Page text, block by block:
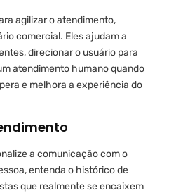
agilizar o atendimento,
comercial. Eles ajudam a
direcionar o usuário para
atendimento humano quando
e melhora a experiência do
a comunicação com o
entenda o histórico de
que realmente se encaixem